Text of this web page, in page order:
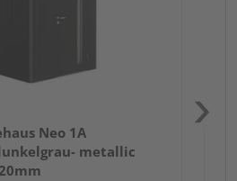
Neo 1A
metallic